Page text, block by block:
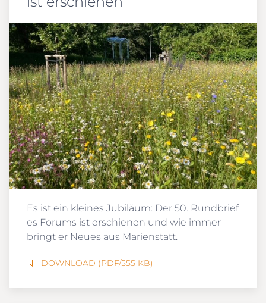
Es ist ein kleines Jubiläum: Der 50. Rundbrief
es Forums ist erschienen und wie immer
bringt er Neues aus Marienstatt.
DOWNLOAD (PDF/555 KB)